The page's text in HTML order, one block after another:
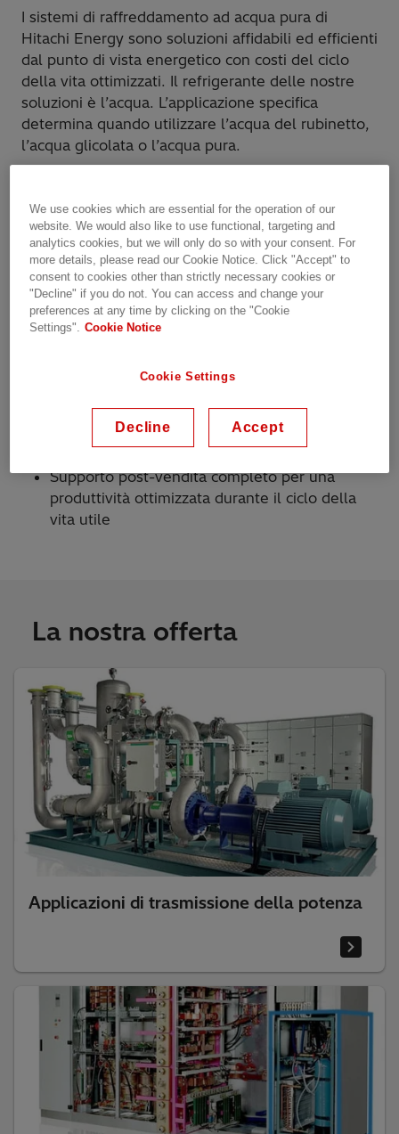
I sistemi di raffreddamento ad acqua pura di
Hitachi Energy sono soluzioni affidabili ed efficienti
dal punto di vista energetico con costi del ciclo
della vita ottimizzati. Il refrigerante delle nostre
soluzioni è l’acqua. L’applicazione specifica
determina quando utilizzare l’acqua del rubinetto,
l’acqua glicolata o l’acqua pura.
sono disponibili per ogni fase del ciclo di vita del
prodotto, dallo sviluppo alla progettazione, dalla
vendita alla produzione, fino all’assemblaggio, al
collaudo, all’installazione, alla messa in servizio,
alla formazione e all’assistenza.
Oltre 30 anni di esperienza - tecnologia
collaudata
Supporto post-vendita completo per una
produttività ottimizzata durante il ciclo della
vita utile
La nostra offerta
Applicazioni di trasmissione della potenza
We use cookies which are essential for the operation of our
website. We would also like to use functional, targeting and
analytics cookies, but we will only do so with your consent. For
more details, please read our Cookie Notice. Click "Accept" to
consent to cookies other than strictly necessary cookies or
"Decline" if you do not. You can access and change your
preferences at any time by clicking on the "Cookie
Settings". Cookie Notice
Cookie Settings
Decline Accept